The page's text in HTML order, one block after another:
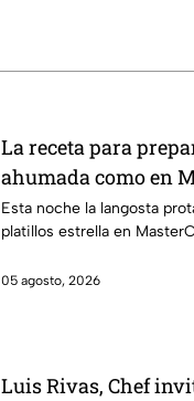
La receta para
ahumada como en
Esta noche la langosta
platillos estrella en
05 agosto, 2026
Luis Rivas, Chef